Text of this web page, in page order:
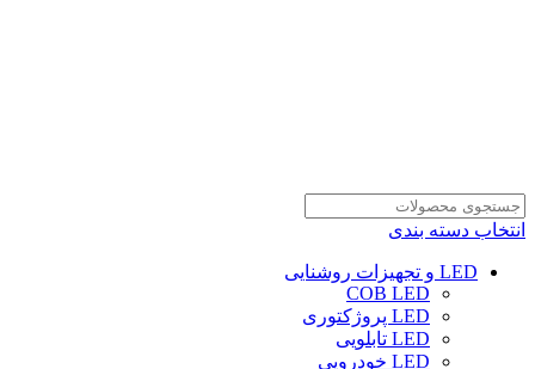
انتخاب دسته بندی
LED و تجهیزات روشنایی
COB LED
LED پروژکتوری
LED تابلویی
LED خودرویی